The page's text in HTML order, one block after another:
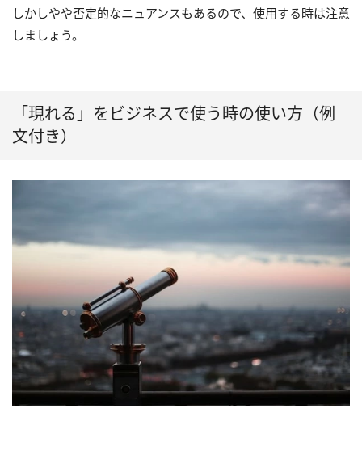
しかしやや否定的なニュアンスもあるので、使用する時は注意
しましょう。
「現れる」をビジネスで使う時の使い方（例
文付き）